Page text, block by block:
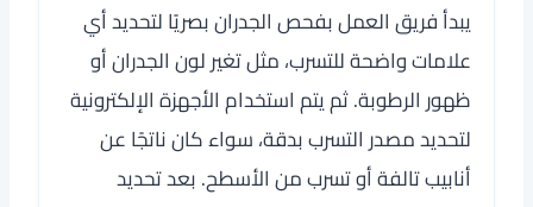
يبدأ فريق العمل بفحص الجدران بصريًا لتحديد أي
علامات واضحة للتسرب، مثل تغير لون الجدران أو
ظهور الرطوبة. ثم يتم استخدام الأجهزة الإلكترونية
لتحديد مصدر التسرب بدقة، سواء كان ناتجًا عن
أنابيب تالفة أو تسرب من الأسطح. بعد تحديد